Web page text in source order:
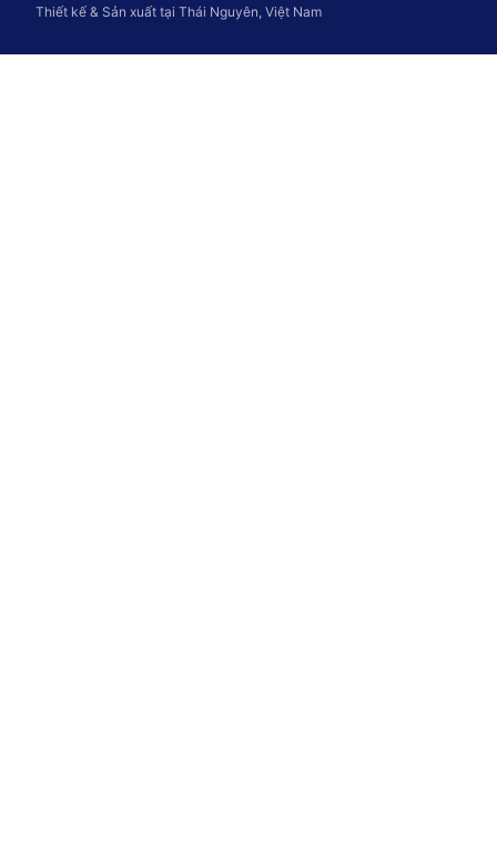
Thiết kế & Sản xuất tại Thái Nguyên, Việt Nam